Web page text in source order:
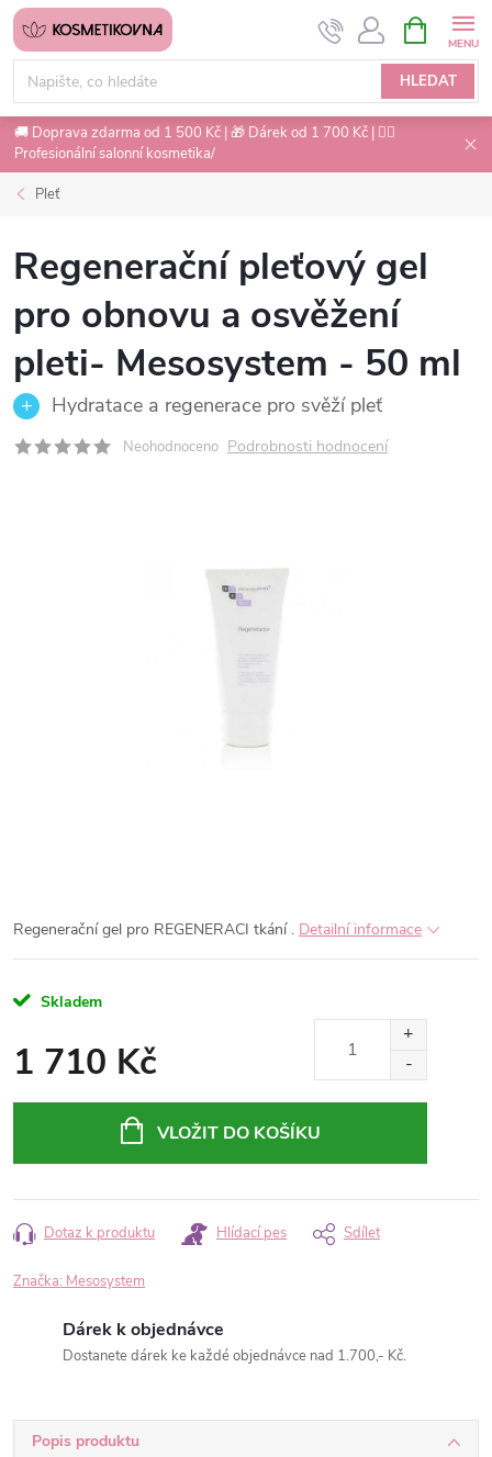
Přejít
obsah
HLEDAT
NÁKUPNÍ
KOŠÍK
🚚 Doprava zdarma od 1 500 Kč | 🎁 Dárek od 1 700 Kč | 💇‍♀️
Profesionální salonní kosmetika/
Pleť
Regenerační pleťový gel
pro obnovu a osvěžení
pleti- Mesosystem - 50 ml
Hydratace a regenerace pro svěží pleť
Neohodnoceno Podrobnosti hodnocení
Regenerační gel pro REGENERACI tkání . Detailní informace
Skladem
1 710 Kč
VLOŽIT DO KOŠÍKU
Dotaz k produktu Hlídací pes Sdílet
Značka: Mesosystem
Dárek k objednávce
Dostanete dárek ke každé objednávce nad 1.700,- Kč.
Popis produktu